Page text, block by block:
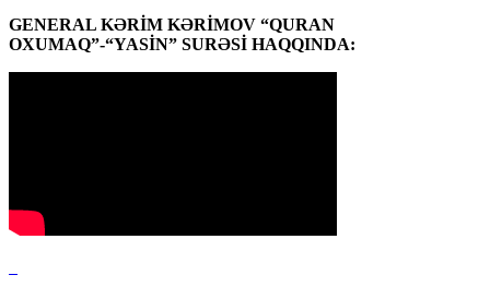
GENERAL KƏRİM KƏRİMOV “QURAN
OXUMAQ”-“YASİN” SURƏSİ HAQQINDA: